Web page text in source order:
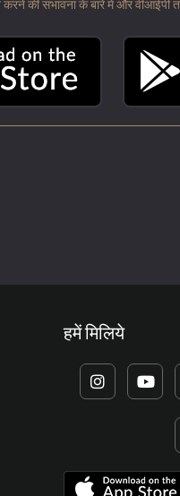
की संभावना के बारे में और वीआईपी
हमें मिलिये